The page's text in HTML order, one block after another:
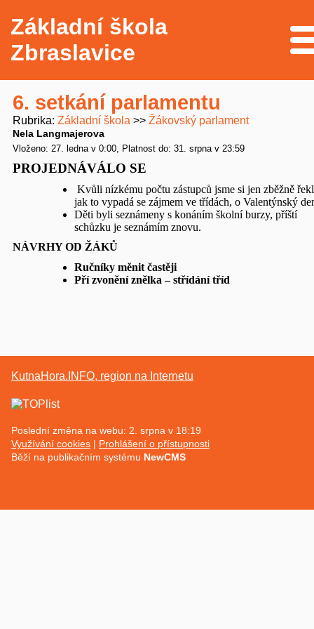
Základní škola
Zbraslavice
6. setkání parlamentu
Rubrika Základní škola Žákovský parlament
Nela Langmajerova
Vloženo: 27. ledna v 0:00 Platnost do: 31. srpna v 23:59
PROJEDNÁVÁLO SE
Kvůli nízkému počtu zástupců jsme si jen zběžně
jak to vypadá se zájmem ve třídách, o Valentýnský
Děti byli seznámeny s konáním školní burzy, příští
schůzku je seznámím znovu.
NÁVRHY OD ŽÁKŮ
Ručníky měnit častěji
Pří zvonění znělka – střídání tříd
KutnaHora.INFO, region na Internetu
Poslední změna na webu: 2. srpna v 18:19
Využívání cookies
Prohlášení o přístupnosti
Běží na publikačním systému NewCMS